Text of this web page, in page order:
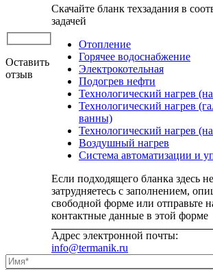
in
the
to
continue.
Скачайте бланк техзадания в
задачей
Отопление
Горячее водоснабжение
Электрокотельная
Подогрев нефти
Технологический нагрев
Технологический нагрев
ванны)
Технологический нагрев
Воздушный нагрев
Система автоматизации и
Если подходящего бланка здесь
затрудняетесь с заполнением,
свободной форме или отправьте
контактные данные в этой форме
Адрес электронной почты:
info@termanik.ru
Оставить
отзыв